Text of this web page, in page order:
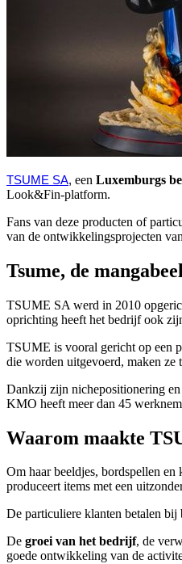
TSUME SA, een Luxemburgs
Look&Fin-platform.
Fans van deze producten of
van de ontwikkelingsprojecten
Tsume, de
TSUME SA werd in 2010
oprichting heeft het bedrijf ook
TSUME is vooral gericht op een
die worden uitgevoerd, maken ze
Dankzij zijn nichepositionering en
KMO heeft meer dan 45
Waarom maakte
Om haar beeldjes, bordspellen
produceert items met een
De particuliere klanten betalen bij
De groei van het bedrijf, de
goede ontwikkeling van de